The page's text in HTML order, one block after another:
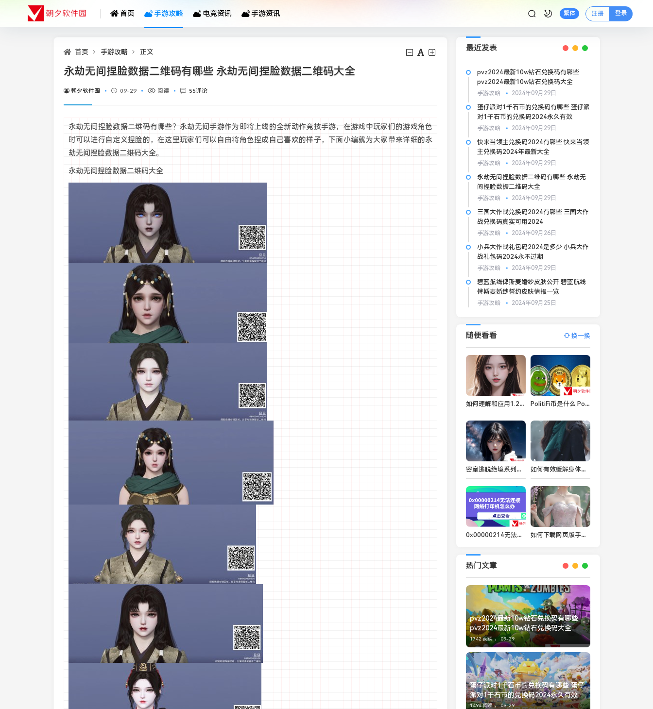
首页 手游攻略 电竞资讯 手游资讯 繁体 注册 登录
首页 手游攻略 正文
永劫无间捏脸数据二维码有哪些 永劫无间捏脸数据二维码大全
朝夕软件园 09-29 阅读 55评论
永劫无间捏脸数据二维码有哪些？永劫无间手游作为即将上线的全新动作竞技手游，在游戏中玩家们的游戏角色
时可以进行自定义捏脸的，在这里玩家们可以自由将角色捏成自己喜欢的样子，下面小编就为大家带来详细的永
劫无间捏脸数据二维码大全。
永劫无间捏脸数据二维码大全
最近发表
pvz2024最新10w钻石兑换码有哪些
pvz2024最新10w钻石兑换码大全
手游攻略 2024年09月29日
蛋仔派对1千石币的兑换码有哪些 蛋仔派
对1千石币的兑换码2024永久有效
手游攻略 2024年09月29日
快来当领主兑换码2024有哪些 快来当领
主兑换码2024年最新大全
手游攻略 2024年09月29日
永劫无间捏脸数据二维码有哪些 永劫无
间捏脸数据二维码大全
手游攻略 2024年09月29日
三国大作战兑换码2024有哪些 三国大作
战兑换码真实可用2024
手游攻略 2024年09月26日
小兵大作战礼包码2024是多少 小兵大作
战礼包码2024永不过期
手游攻略 2024年09月29日
碧蓝航线俾斯麦婚纱皮肤公开 碧蓝航线
俾斯麦婚纱誓约皮肤情报一览
手游攻略 2024年09月25日
随便看看 换一换
如何理解和应用1.220.38的成色标准？ PolitiFi币是什么 PolitiFi币详细一览
密室逃脱绝境系列真的能带给玩家全新的体验吗？ 如何有效缓解身体不适，找到让自己舒适的方式？
0x00000214无法连接网络打印机怎么办 多种方式解决 如何下载网页版手机应用，快速开启移动互联网新体验
热门文章
pvz2024最新10w钻石兑换码有哪些
pvz2024最新10w钻石兑换码大全
1742 阅读 ， 09-29
蛋仔派对1千石币的兑换码有哪些 蛋仔
派对1千石币的兑换码2024永久有效
1494 阅读 ， 09-29